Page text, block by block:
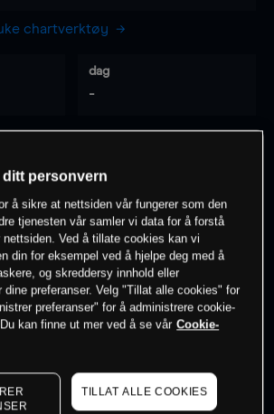
chartverktøy
dag
-
-
erpå dette instrumentet
Søk om konto
personvern
å sikre at nettsiden vår fungerer som den
tjenesten vår samler vi data for å forstå
nettsiden. Ved å tillate cookies kan vi
din for eksempel ved å hjelpe deg med å
og skreddersy innhold eller
dine preferanser. Velg "Tillat alle cookies" for
preferanser" for å administrere cookie-
kan finne ut mer ved å se vår Cookie-
TILLAT ALLE COOKIES